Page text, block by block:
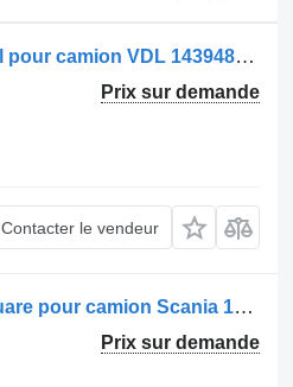
Commutateur de colonne de direction Comutator Cruise Control pour camion VDL 1439489/1369508
Prix sur demande
Contacter le vendeur
Commutateur de colonne de direction Comutator frână de evacuare pour camion Scania 1444670/1353142
Prix sur demande